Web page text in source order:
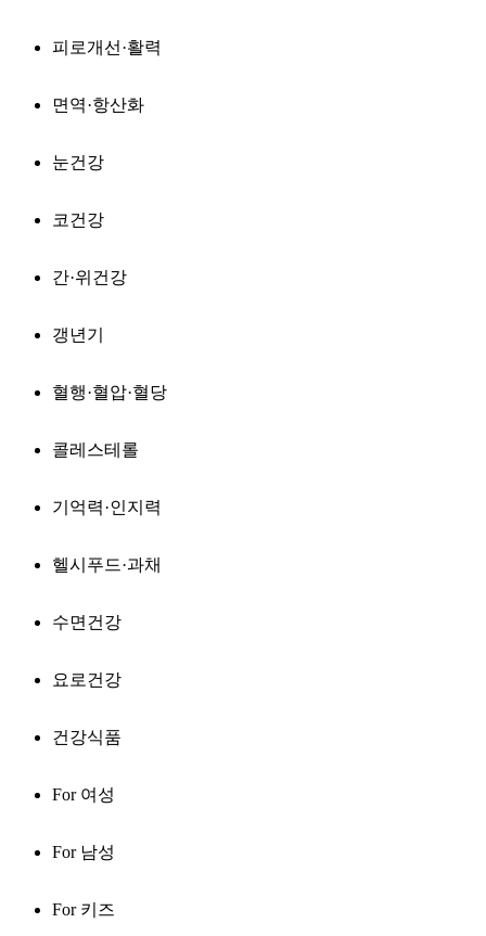
피로개선·활력
면역·항산화
눈건강
코건강
간·위건강
갱년기
혈행·혈압·혈당
콜레스테롤
기억력·인지력
헬시푸드·과채
수면건강
요로건강
건강식품
For 여성
For 남성
For 키즈